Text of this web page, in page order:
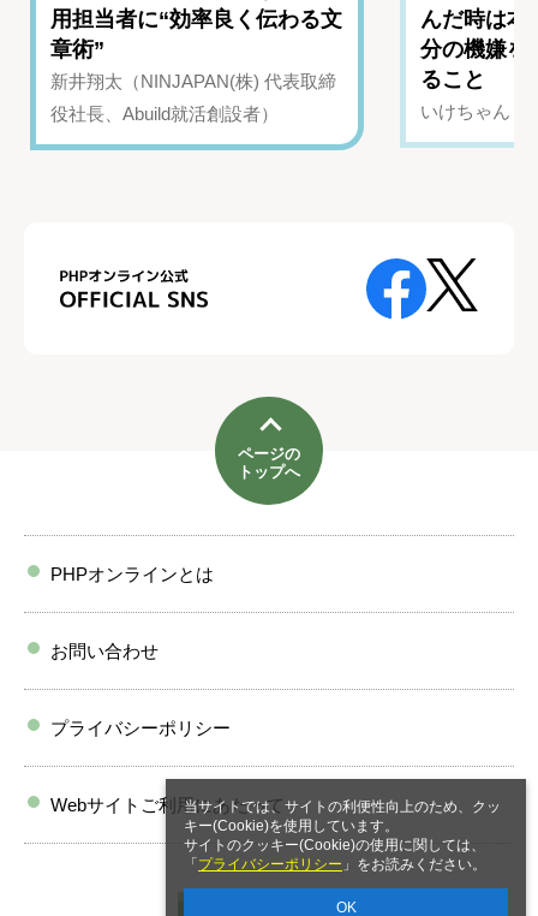
当サイトでは、サイトの利便性向上のため、クッ
キー(Cookie)を使用しています。
サイトのクッキー(Cookie)の使用に関しては、
「 プライバシーポリシー 」をお読みください。
OK
用担当者に“効率良く伝わる文
章術”
新井翔太（NINJAPAN(株) 代表取締
役社長、Abuild就活創設者）
んだ時は
分の機嫌を
ること
いけちゃん（
ページの
トップへ
PHPオンラインとは
お問い合わせ
プライバシーポリシー
Webサイトご利用にあたって